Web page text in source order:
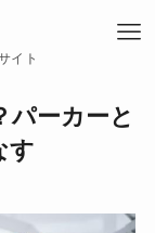
イト
パーカーと
す